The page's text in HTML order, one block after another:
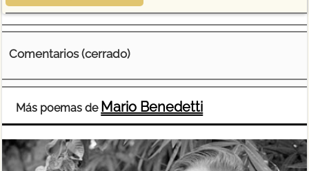
Comentarios (cerrado)
Más poemas de Mario Benedetti